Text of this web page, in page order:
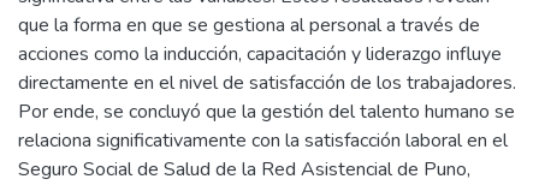
que la forma en que se gestiona al personal a través de
acciones como la inducción, capacitación y liderazgo influye
directamente en el nivel de satisfacción de los trabajadores.
Por ende, se concluyó que la gestión del talento humano se
relaciona significativamente con la satisfacción laboral en el
Seguro Social de Salud de la Red Asistencial de Puno,